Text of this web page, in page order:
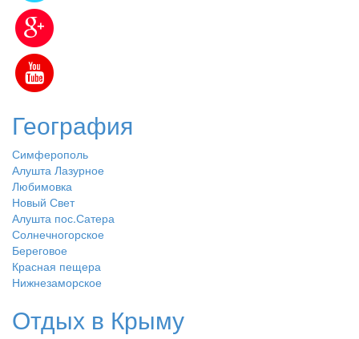
География
Симферополь
Алушта Лазурное
Любимовка
Новый Свет
Алушта пос.Сатера
Солнечногорское
Береговое
Красная пещера
Нижнезаморское
Отдых в Крыму